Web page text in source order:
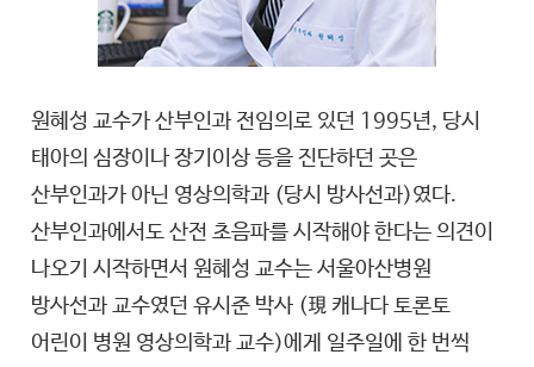
원혜성 교수가 산부인과 전임의로 있던 1995년, 당시
태아의 심장이나 장기이상 등을 진단하던 곳은
산부인과가 아닌 영상의학과 (당시 방사선과)였다.
산부인과에서도 산전 초음파를 시작해야 한다는 의견이
나오기 시작하면서 원혜성 교수는 서울아산병원
방사선과 교수였던 유시준 박사 (現 캐나다 토론토
어린이 병원 영상의학과 교수)에게 일주일에 한 번씩